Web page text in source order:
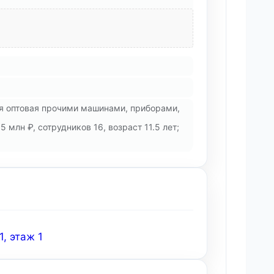
оптовая прочими машинами, приборами,
₽, сотрудников 16, возраст 11.5 лет;
этаж 1